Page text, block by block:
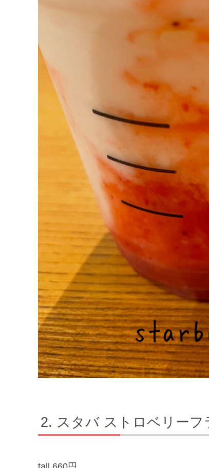
スタバ ストロベリー